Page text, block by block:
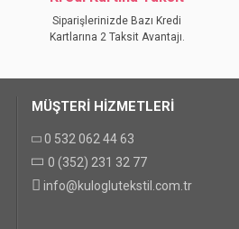
GÖNDER
Siparişlerinizde Bazı Kredi
Kartlarına 2 Taksit Avantajı.
MÜŞTERİ HİZMETLERİ
0 532 062 44 63
0 (352) 231 32 77
info@kuloglutekstil.com.tr